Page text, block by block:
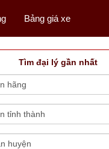
Bảng giá xe
Tìm đại lý gần nhất